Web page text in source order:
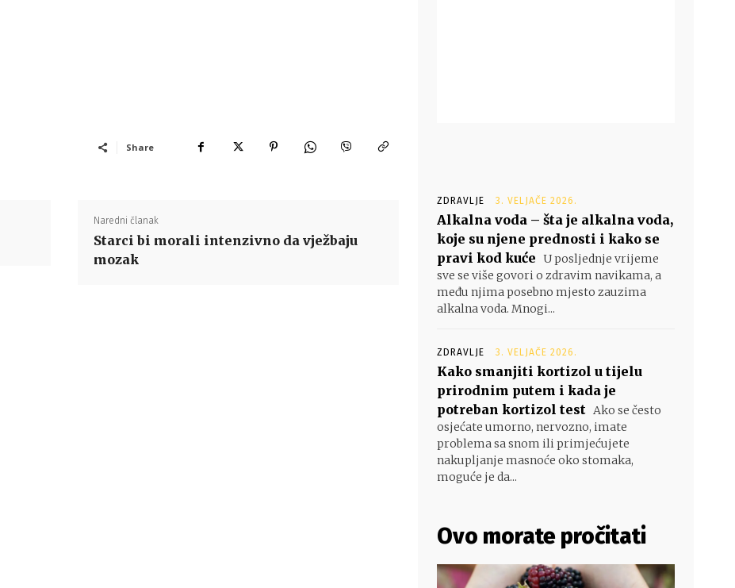
Share
Naredni članak
Starci bi morali intenzivno da vježbaju
mozak
ZDRAVLJE 3. VELJAČE 2026.
Alkalna voda – šta je alkalna voda,
koje su njene prednosti i kako se
pravi kod kuće U posljednje vrijeme
sve se više govori o zdravim navikama, a
među njima posebno mjesto zauzima
alkalna voda. Mnogi...
ZDRAVLJE 3. VELJAČE 2026.
Kako smanjiti kortizol u tijelu
prirodnim putem i kada je
potreban kortizol test Ako se često
osjećate umorno, nervozno, imate
problema sa snom ili primjećujete
nakupljanje masnoće oko stomaka,
moguće je da...
Ovo morate pročitati